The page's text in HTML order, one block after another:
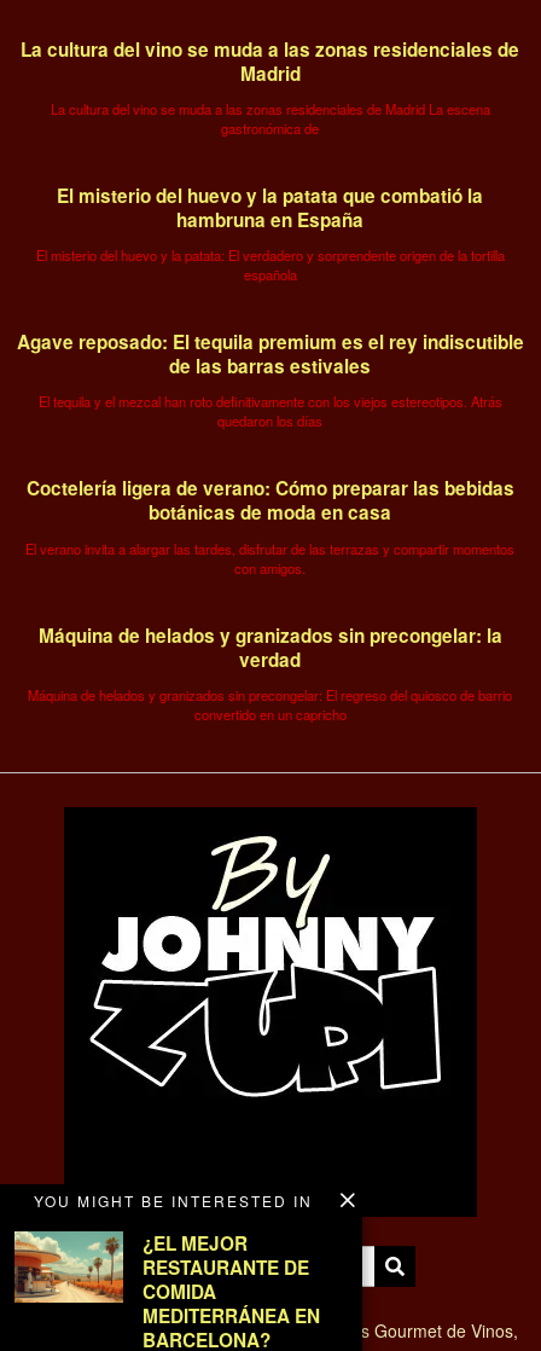
YOU MIGHT BE INTERESTED IN
¿EL MEJOR
RESTAURANTE DE
COMIDA
MEDITERRÁNEA EN
BARCELONA?
La cultura del vino se muda a las zonas residenciales de
Madrid
La cultura del vino se muda a las zonas residenciales de Madrid La escena
gastronómica de
El misterio del huevo y la patata que combatió la
hambruna en España
El misterio del huevo y la patata: El verdadero y sorprendente origen de la tortilla
española
Agave reposado: El tequila premium es el rey indiscutible
de las barras estivales
El tequila y el mezcal han roto definitivamente con los viejos estereotipos. Atrás
quedaron los días
Coctelería ligera de verano: Cómo preparar las bebidas
botánicas de moda en casa
El verano invita a alargar las tardes, disfrutar de las terrazas y compartir momentos
con amigos.
Máquina de helados y granizados sin precongelar: la
verdad
Máquina de helados y granizados sin precongelar: El regreso del quiosco de barrio
convertido en un capricho
VINO Y BODEGAS - Magazine de tendencias Gourmet de Vinos,